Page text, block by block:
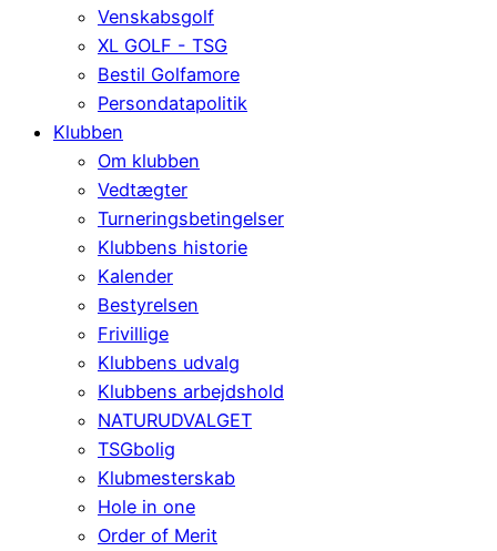
Venskabsgolf
XL GOLF - TSG
Bestil Golfamore
Persondatapolitik
Klubben
Om klubben
Vedtægter
Turneringsbetingelser
Klubbens historie
Kalender
Bestyrelsen
Frivillige
Klubbens udvalg
Klubbens arbejdshold
NATURUDVALGET
TSGbolig
Klubmesterskab
Hole in one
Order of Merit